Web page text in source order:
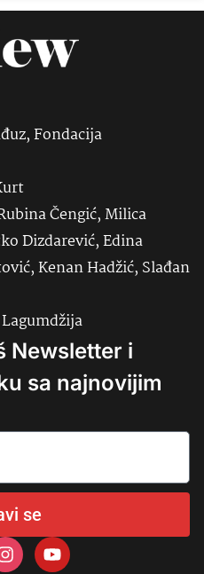
Fondacija
Čengić, Milica
Dizdarević, Edina
Kenan Hadžić, Slađan
Newsletter i
sa najnovijim
se